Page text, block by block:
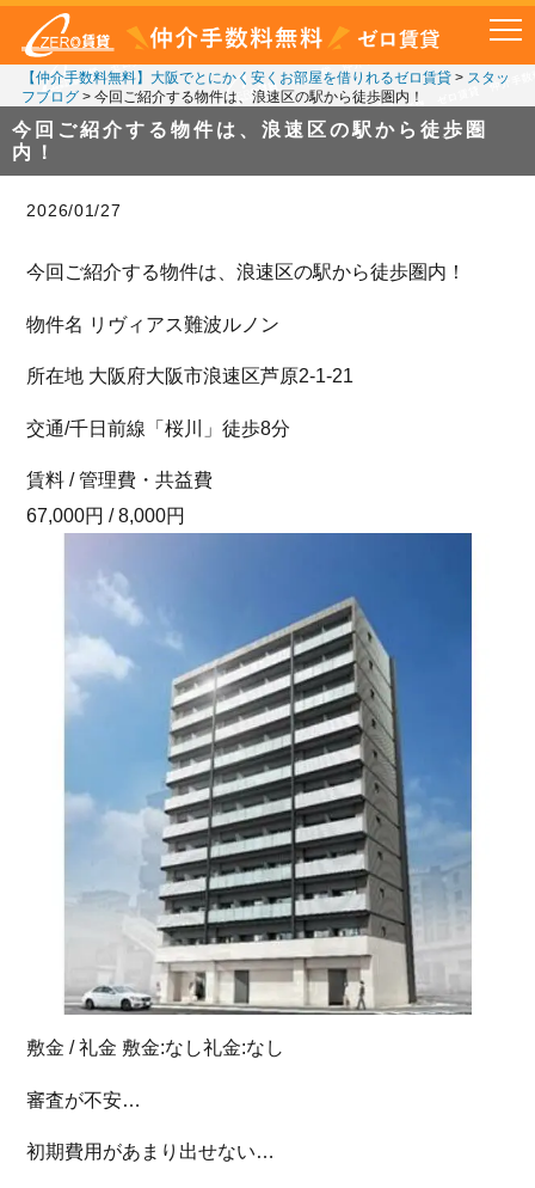
【仲介手数料無料】大阪でとにかく安くお部屋を借りれるゼロ賃貸> スタッ
フブログ> 今回ご紹介する物件は、浪速区の駅から徒歩圏内！
今回ご紹介する物件は、浪速区の駅から徒歩圏
内！
2026/01/27
今回ご紹介する物件は、浪速区の駅から徒歩圏内！
物件名 リヴィアス難波ルノン
所在地 大阪府大阪市浪速区芦原2-1-21
交通/千日前線「桜川」徒歩8分
賃料 / 管理費・共益費
67,000円 / 8,000円
敷金 / 礼金 敷金:なし礼金:なし
審査が不安…
初期費用があまり出せない…